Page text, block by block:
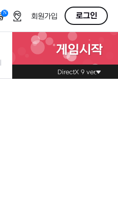
N OFF회원가입 로그인
게임시작
DirectX 9 ver.